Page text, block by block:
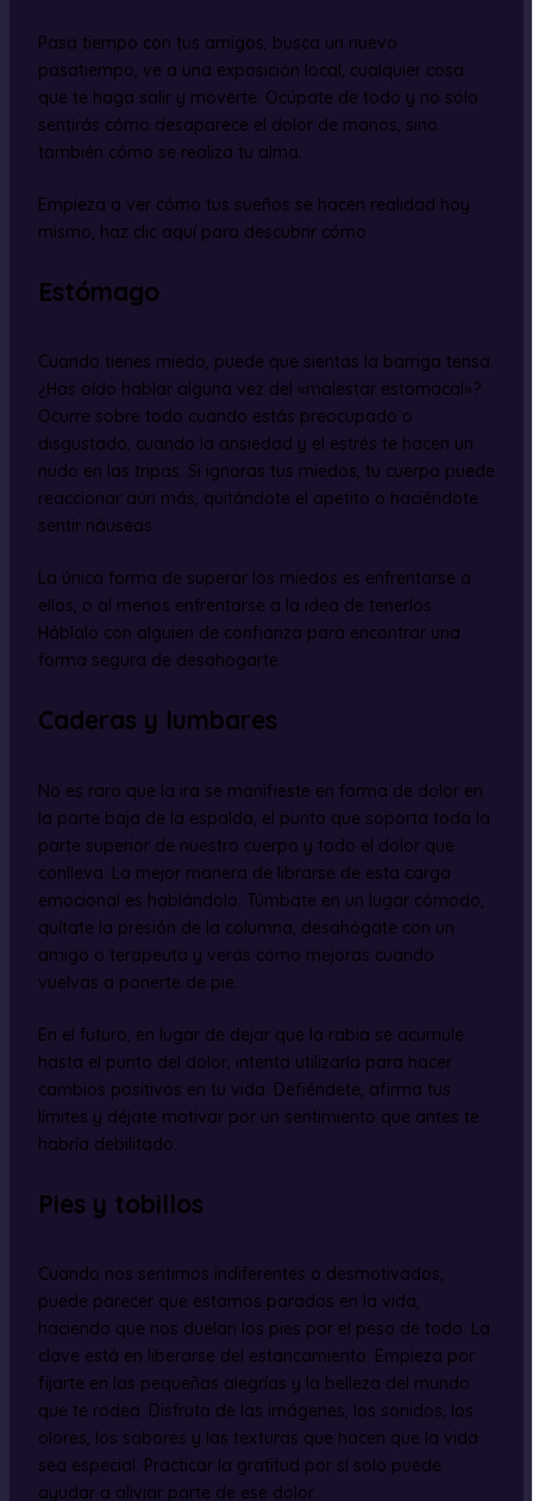
Pasa tiempo con tus amigos, busca un nuevo
pasatiempo, ve a una exposición local, cualquier cosa
que te haga salir y moverte. Ocúpate de todo y no sólo
sentirás cómo desaparece el dolor de manos, sino
también cómo se realiza tu alma.
Empieza a ver cómo tus sueños se hacen realidad hoy
mismo, haz clic aquí para descubrir cómo.
Estómago
Cuando tienes miedo, puede que sientas la barriga tensa.
¿Has oído hablar alguna vez del «malestar estomacal»?
Ocurre sobre todo cuando estás preocupado o
disgustado, cuando la ansiedad y el estrés te hacen un
nudo en las tripas. Si ignoras tus miedos, tu cuerpo puede
reaccionar aún más, quitándote el apetito o haciéndote
sentir náuseas.
La única forma de superar los miedos es enfrentarse a
ellos, o al menos enfrentarse a la idea de tenerlos.
Háblalo con alguien de confianza para encontrar una
forma segura de desahogarte.
Caderas y lumbares
No es raro que la ira se manifieste en forma de dolor en
la parte baja de la espalda, el punto que soporta toda la
parte superior de nuestro cuerpo y todo el dolor que
conlleva. La mejor manera de librarse de esta carga
emocional es hablándolo. Túmbate en un lugar cómodo,
quítate la presión de la columna, desahógate con un
amigo o terapeuta y verás cómo mejoras cuando
vuelvas a ponerte de pie.
En el futuro, en lugar de dejar que la rabia se acumule
hasta el punto del dolor, intenta utilizarla para hacer
cambios positivos en tu vida. Defiéndete, afirma tus
límites y déjate motivar por un sentimiento que antes te
habría debilitado.
Pies y tobillos
Cuando nos sentimos indiferentes o desmotivados,
puede parecer que estamos parados en la vida,
haciendo que nos duelan los pies por el peso de todo. La
clave está en liberarse del estancamiento. Empieza por
fijarte en las pequeñas alegrías y la belleza del mundo
que te rodea. Disfruta de las imágenes, los sonidos, los
olores, los sabores y las texturas que hacen que la vida
sea especial. Practicar la gratitud por sí solo puede
ayudar a aliviar parte de ese dolor.